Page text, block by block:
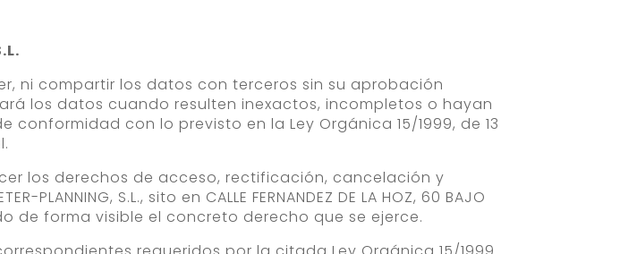
ni compartir los datos con terceros sin su aprobación
los datos cuando resulten inexactos, incompletos o hayan
con lo previsto en la Ley Orgánica 15/1999, de 13
los derechos de acceso, rectificación, cancelación y
S.L., sito en CALLE FERNANDEZ DE LA HOZ, 60 BAJO
de forma visible el concreto derecho que se ejerce.